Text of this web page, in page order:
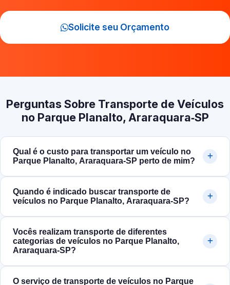
Solicite seu Orçamento
Perguntas Sobre Transporte de Veículos
no Parque Planalto, Araraquara‑SP
Qual é o custo para transportar um veículo no
Parque Planalto, Araraquara‑SP perto de mim?
Quando é indicado buscar transporte de
veículos no Parque Planalto, Araraquara‑SP?
Vocês realizam transporte de diferentes
categorias de veículos no Parque Planalto,
Araraquara‑SP?
O serviço de transporte de veículos no Parque